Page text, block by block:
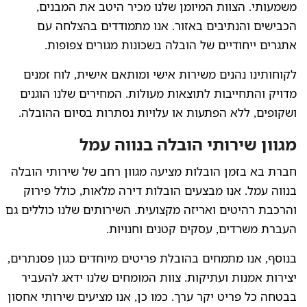
משמעותי. הצוות המיומן שלנו מכיר היטב את המבנים,
הכבישים והנתיבים באזור. אנו מתמודדים בהצלחה עם
אתגרים ייחודיים של הובלה בשכונות מגורים צפופות.
לקוחותינו נהנים משירות אישי ומותאם אישית, לוח זמנים
מדויק והתחייבות לתוצאות מעולות. המחירים שלנו הוגנים
ושקופים, ללא הפתעות או עלויות נסתרות בסיום ההובלה.
מגוון שירותי הובלה בנווה עמל
חברת בא בזמן הובלות מציעה מגוון רחב של שירותי הובלה
בנווה עמל. אנו מבצעים הובלות דירה מלאות, כולל פירוק
והרכבת רהיטים ואריזה מקצועית. השירותים שלנו כוללים גם
העברת משרדים, עסקים קטנים וחנויות.
בנוסף, אנו מתמחים בהובלת פריטים מיוחדים כגון פסנתרים,
יצירות אמנות ועתיקות. צוות המומחים שלנו ידאג להעביר
בבטחה כל פריט יקר ערך. כמו כן, אנו מציעים שירותי אחסון